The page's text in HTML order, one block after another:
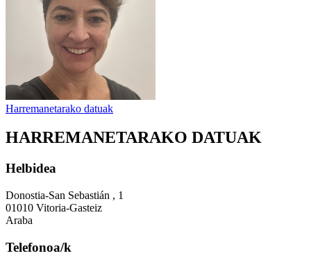
Harremanetarako datuak
HARREMANETARAKO DATUAK
Helbidea
Donostia-San Sebastián , 1
01010 Vitoria-Gasteiz
Araba
Telefonoa/k